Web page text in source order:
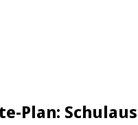
Plan: